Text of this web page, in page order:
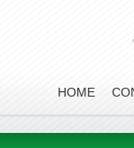
HOME